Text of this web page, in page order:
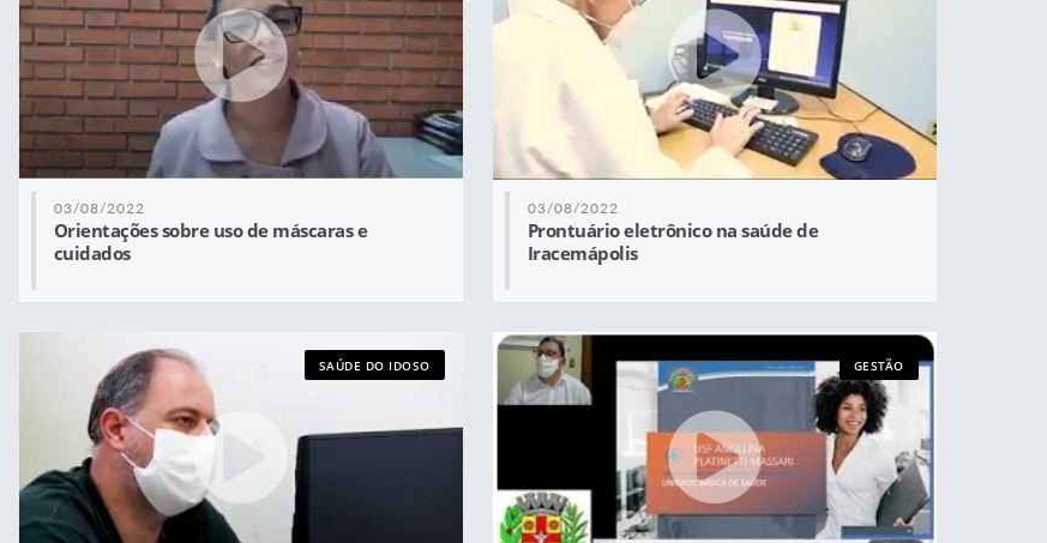
03/08/2022
Orientações sobre uso de máscaras e
cuidados
03/08/2022
Prontuário eletrônico na saúde de
Iracemápolis
SAÚDE DO IDOSO GESTÃO